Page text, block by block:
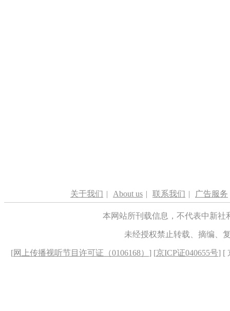
关于我们 | About us | 联系我们 | 广告服务
本网站所刊载信息，不代表中新
未经授权禁止转载、摘编、
[网上传播视听节目许可证（0106168） ] [京ICP证040655号] [